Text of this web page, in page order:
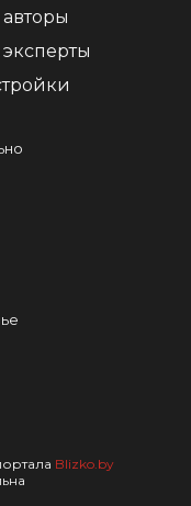
Blizko.by